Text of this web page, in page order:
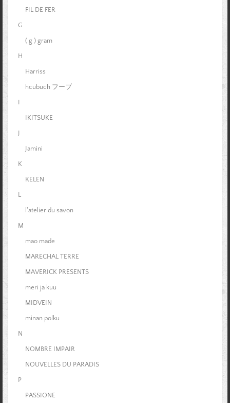
FIL DE FER
G
( g ) gram
H
Harriss
hcubuch フーブ
I
IKITSUKE
J
Jamini
K
KELEN
L
l'atelier du savon
M
mao made
MARECHAL TERRE
MAVERICK PRESENTS
meri ja kuu
MIDVEIN
minan polku
N
NOMBRE IMPAIR
NOUVELLES DU PARADIS
P
PASSIONE